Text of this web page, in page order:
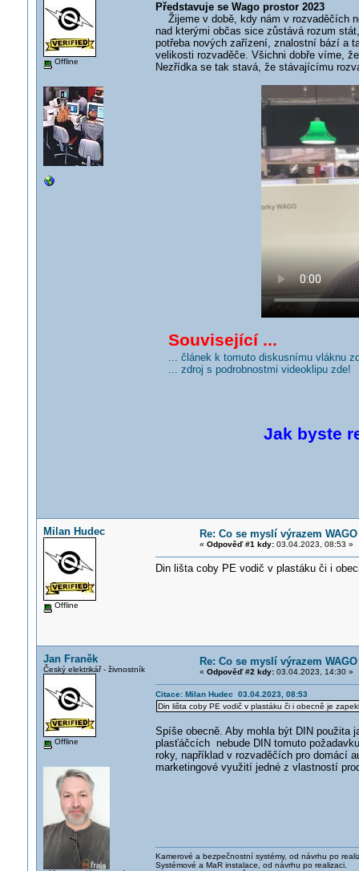
Offline
Představuje se Wago prostor 2023
Žijeme v době, kdy nám v rozvaděčích
nad kterými občas sice zůstává rozum
potřeba nových zařízení, znalostní bází a
velikosti rozvaděče. Všichni dobře víme,
Nezřídka se tak stavá, že stávajícímu
Související ...
... článek k tomuto diskusnímu vláknu
... zdroj s podrobnostmi videoklipu zde!
Jak byste
Milan Hudec
Offline
Re: Co se myslí výrazem
« Odpověď #1 kdy:03.04.2023, 08:53 »
Din lišta coby PE vodič v plastáku či i
Jan Franěk
Český elektrikář - živnostník
Offline
Re: Co se myslí výrazem
« Odpověď #2 kdy:03.04.2023, 14:30 »
Citace: Milan Hudec 03.04.2023, 08:53
Din lišta coby PE vodič v plastáku či i obecně je
Spíše obecně. Aby mohla být DIN použita
plasťáčcích nebude DIN tomuto
roky, například v rozvaděčích pro domácí
marketingové využití jedné z vlastností
Kamerové a bezpečnostní systémy, od návrhu po
Systémové a MaR instalace, od návrhu po realizaci.